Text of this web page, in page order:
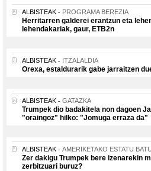
ALBISTEAK PROGRAMA BEREZIA
Herritarren galderei erantzun eta
lehendakariak, gaur, ETB2n
ALBISTEAK ITZALALDIA
Orexa, estaldurarik gabe jarraitzen
ALBISTEAK GATAZKA
Trumpek dio badakitela non dagoen
"oraingoz" hilko: "Jomuga erraza da"
ALBISTEAK AMERIKETAKO ESTATU
Zer dakigu Trumpek bere izenarekin
zerbitzuari buruz?